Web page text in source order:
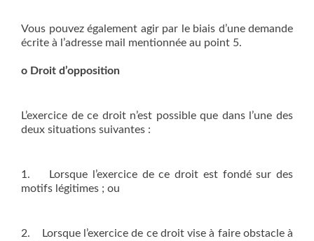
Vous pouvez également agir par le biais d’une demande
écrite à l’adresse mail mentionnée au point 5.
o Droit d’opposition
L’exercice de ce droit n’est possible que dans l’une des
deux situations suivantes :
1. Lorsque l’exercice de ce droit est fondé sur des
motifs légitimes ; ou
2. Lorsque l’exercice de ce droit vise à faire obstacle à